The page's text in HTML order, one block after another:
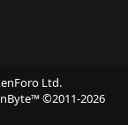
Ltd.
©2011-2026